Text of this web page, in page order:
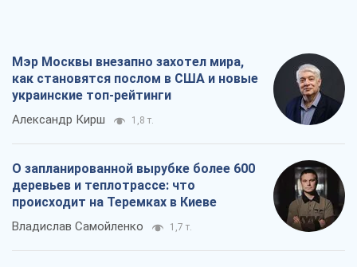
Мэр Москвы внезапно захотел мира,
как становятся послом в США и новые
украинские топ-рейтинги
Александр Кирш 1,8 т.
О запланированной вырубке более 600
деревьев и теплотрассе: что
происходит на Теремках в Киеве
Владислав Самойленко 1,7 т.